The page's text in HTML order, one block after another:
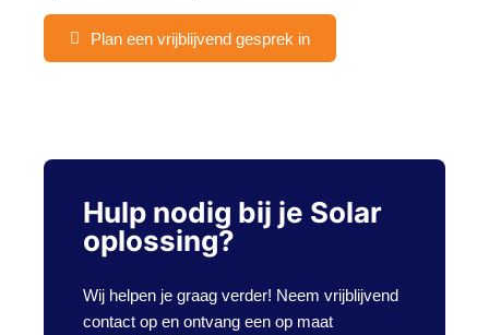
Plan een vrijblijvend gesprek in
Hulp nodig bij je Solar
oplossing?
Wij helpen je graag verder! Neem vrijblijvend
contact op en ontvang een op maat